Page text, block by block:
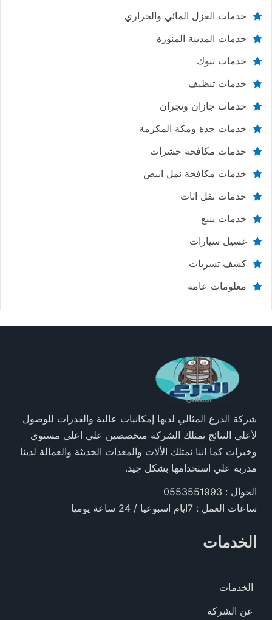
خدمات العزل المائي والحراري
خدمات المدينة المنورة
خدمات تبوك
خدمات تنظيف
خدمات جازان ونجران
خدمات جدة ومكة المكرمة
خدمات مكافحة حشرات
خدمات مكافحة نمل ابيض
خدمات نقل اثاث
خدمات ينبع
غسيل سيارات
كشف تسربات
معلومات عامة
شركة الدرع المثالي لديها إمكانيات عالية والقدرات للوصول
لأعلي النتائج تمتلك الشركة متخصصين علي اعلي مستوي
وخبرات كما اننا نمتلك الألات والمعدات الحديثة والعمالة لدينا
مدربة علي استخدامها بشكل جيد.
الجوال : 0553551993
ساعات العمل : 7ايام اسبوعيا / 24 ساعة يوميا
الخدمات
الخدمات
عن الشركة